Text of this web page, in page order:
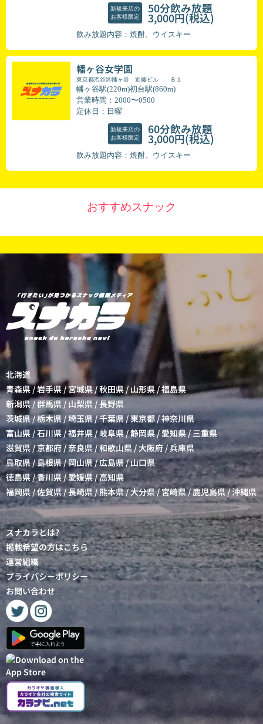
新規来店の
お客様限定
50分飲み放題
3,000円(税込)
飲み放題内容：焼酎、ウイスキー
幡ヶ谷女学園
東京都渋谷区幡ヶ谷 近藤ビル Ｂ１
幡ヶ谷駅(220m)初台駅(860m)
営業時間：2000〜0500
定休日：日曜
新規来店の
お客様限定
60分飲み放題
3,000円(税込)
飲み放題内容：焼酎、ウイスキー
おすすめスナック
北海道
青森県/岩手県/宮城県/秋田県 / 山形県/福島県
新潟県/群馬県 / 山梨県 /長野県
茨城県 /栃木県/埼玉県/千葉県/東京都 /神奈川県
富山県 /石川県 /福井県/岐阜県/静岡県/愛知県/三重県
滋賀県/京都府/奈良県 /和歌山県/大阪府 /兵庫県
鳥取県 / 島根県/岡山県/広島県/山口県
徳島県/香川県/愛媛県 /高知県
福岡県 /佐賀県 /長崎県/熊本県/大分県/宮崎県/鹿児島県/沖縄県
スナカラとは?
掲載希望の方はこちら
運営組織
プライバシーポリシー
お問い合わせ